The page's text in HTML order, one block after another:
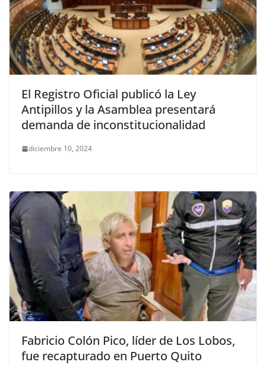
El Registro Oficial publicó la Ley
Antipillos y la Asamblea presentará
demanda de inconstitucionalidad
diciembre 10, 2024
Fabricio Colón Pico, líder de Los Lobos,
fue recapturado en Puerto Quito